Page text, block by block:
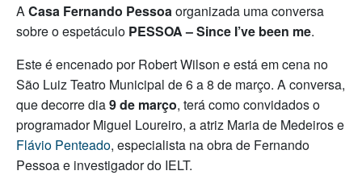
ACasa Fernando Pessoaorganizada uma conversa
sobre o espetáculo PESSOA – Since I’ve been me.
Este é encenado por Robert Wilson e está em cena no
São Luiz Teatro Municipal de 6 a 8 de março. A conversa,
que decorre dia9 de março, terá como convidados o
programador Miguel Loureiro, a atriz Maria de Medeiros e
Flávio Penteado, especialista na obra de Fernando
Pessoa e investigador do IELT.